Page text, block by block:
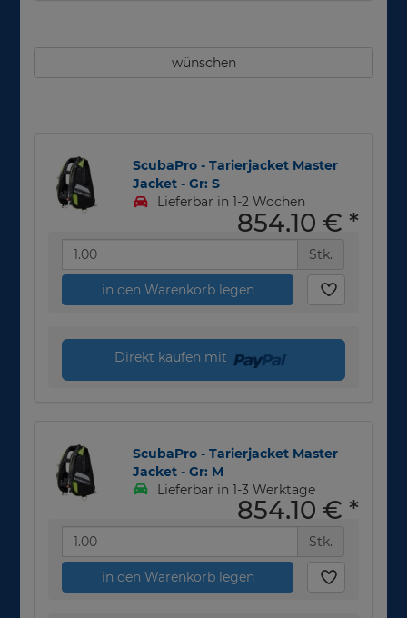
wünschen
ScubaPro - Tarierjacket Master
Jacket - Gr: S
Lieferbar in 1-2 Wochen
854,10 € *
Stk.
in den Warenkorb legen
Direkt kaufen mit
ScubaPro - Tarierjacket Master
Jacket - Gr: M
Lieferbar in 1-3 Werktage
854,10 € *
Stk.
in den Warenkorb legen